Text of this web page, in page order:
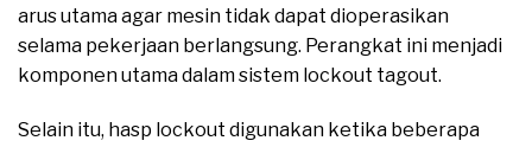
arus utama agar mesin tidak dapat dioperasikan
selama pekerjaan berlangsung. Perangkat ini menjadi
komponen utama dalam sistem lockout tagout.
Selain itu, hasp lockout digunakan ketika beberapa